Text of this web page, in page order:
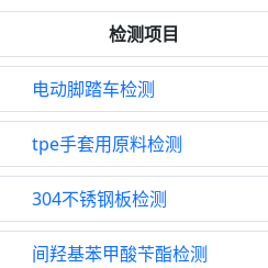
检测项目
电动脚踏车检测
tpe手套用原料检测
304不锈钢板检测
间羟基苯甲酸苄酯检测